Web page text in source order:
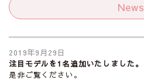
News
2019年9月29日
注目モデルを1名追加いたしました。
是非ご覧ください。